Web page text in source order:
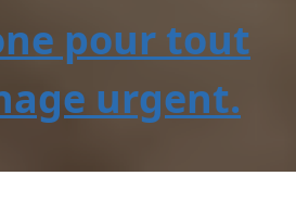
pour tout
urgent.